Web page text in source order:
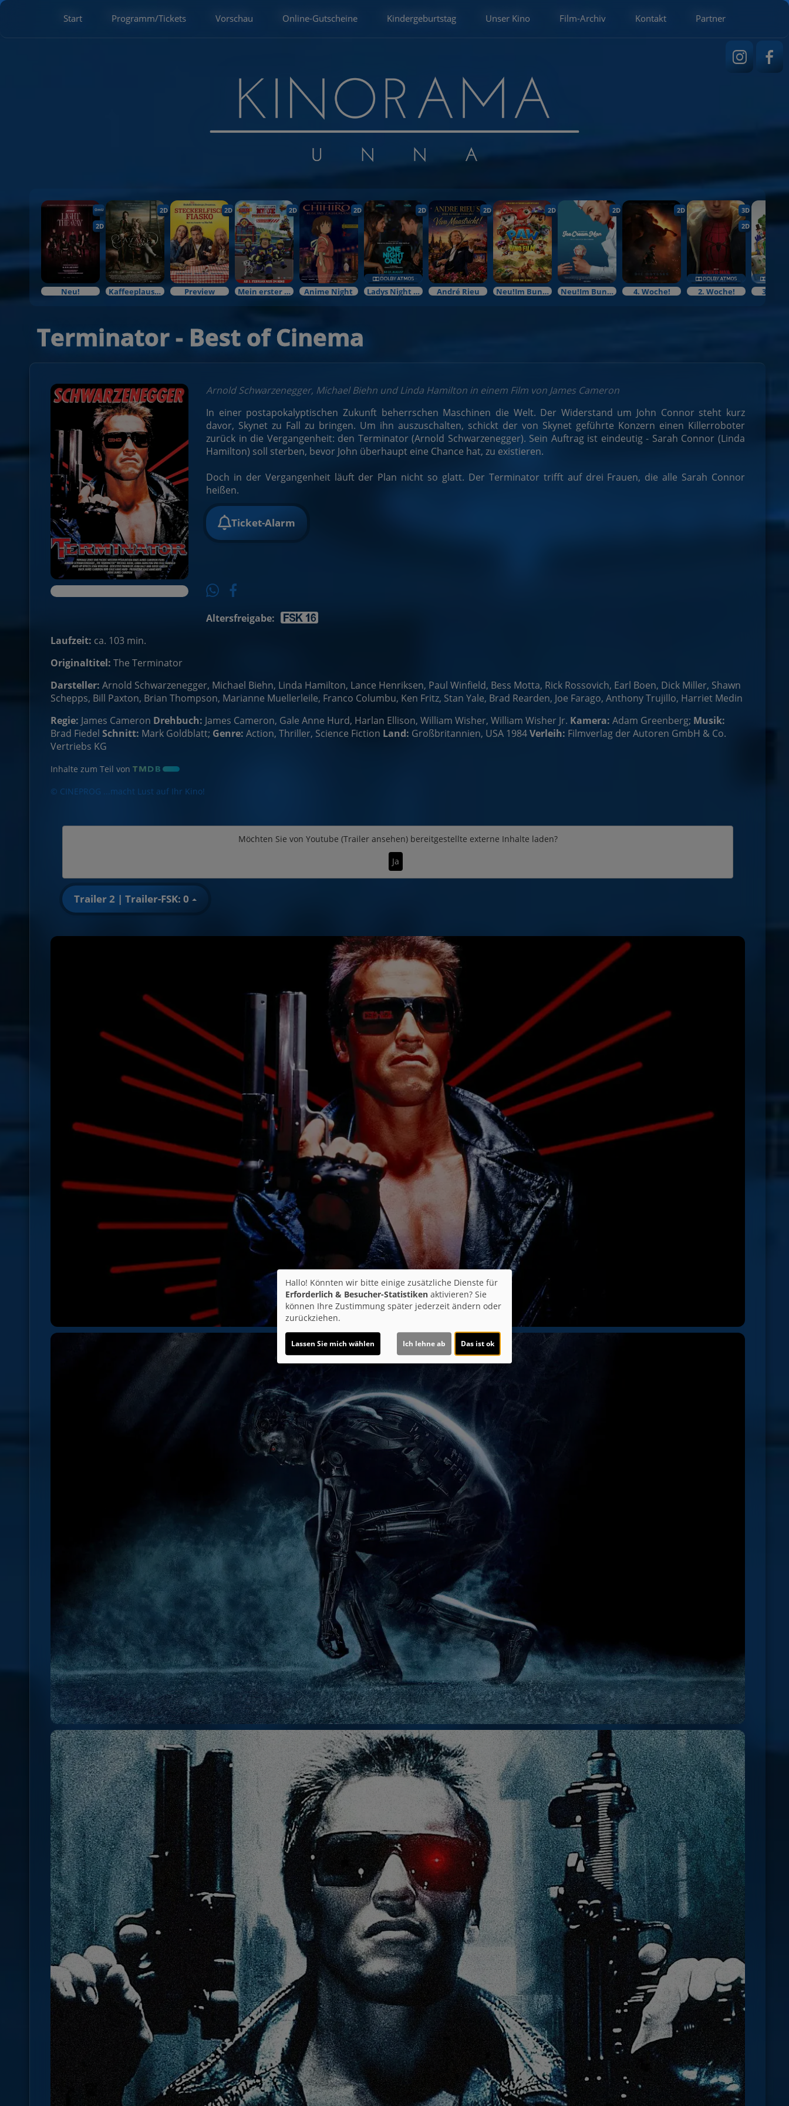
Start Programm/Tickets Vorschau Online-Gutscheine Kindergeburtstag Unser Kino Film-Archiv Kontakt Partner
OmU
2D
Neu!
2D
Kaffeeplausch & Kinozauber
2D
Preview
2D
Mein erster Kinobesuch
2D
Anime Night
2D
Ladys Night Preview
2D
André Rieu
2D
Neu!Im Bundesstart
2D
Neu!Im Bundesstart
2D
4. Woche!
3D
2D
2. Woche! 3.
Terminator - Best of Cinema
Arnold Schwarzenegger, Michael Biehn und Linda Hamilton in einem Film von James Cameron
In einer postapokalyptischen Zukunft beherrschen Maschinen die Welt. Der Widerstand um John Connor steht kurz
davor, Skynet zu Fall zu bringen. Um ihn auszuschalten, schickt der von Skynet geführte Konzern einen Killerroboter
zurück in die Vergangenheit: den Terminator (Arnold Schwarzenegger). Sein Auftrag ist eindeutig - Sarah Connor (Linda
Hamilton) soll sterben, bevor John überhaupt eine Chance hat, zu existieren.
Doch in der Vergangenheit läuft der Plan nicht so glatt. Der Terminator trifft auf drei Frauen, die alle Sarah Connor
heißen.
Ticket-Alarm
Altersfreigabe:
Laufzeit: ca. 103 min.
Originaltitel: The Terminator
Darsteller: Arnold Schwarzenegger, Michael Biehn, Linda Hamilton, Lance Henriksen, Paul Winfield, Bess Motta, Rick Rossovich, Earl Boen, Dick Miller, Shawn
Schepps, Bill Paxton, Brian Thompson, Marianne Muellerleile, Franco Columbu, Ken Fritz, Stan Yale, Brad Rearden, Joe Farago, Anthony Trujillo, Harriet Medin
Regie: James Cameron Drehbuch: James Cameron, Gale Anne Hurd, Harlan Ellison, William Wisher, William Wisher Jr. Kamera: Adam Greenberg; Musik:
Brad Fiedel Schnitt: Mark Goldblatt; Genre: Action, Thriller, Science Fiction Land: Großbritannien, USA 1984Verleih: Filmverlag der Autoren GmbH & Co.
Vertriebs KG
Inhalte zum Teil von
© CINEPROG ...macht Lust auf Ihr Kino!
Möchten Sie von Youtube (Trailer ansehen)bereitgestellte externe Inhalte laden?
Ja
Trailer 2 | Trailer-FSK: 0
Hallo! Könnten wir bitte einige zusätzliche Dienste für
Erforderlich & Besucher-Statistiken aktivieren? Sie
können Ihre Zustimmung später jederzeit ändern oder
zurückziehen.
Lassen Sie mich wählen Ich lehne ab Das ist ok